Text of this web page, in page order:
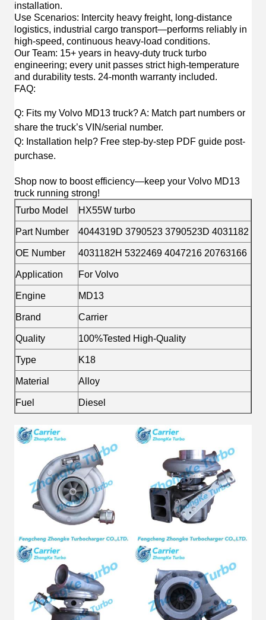
installation.
Use Scenarios: Intercity heavy freight, long-distance
logistics, industrial cargo transport—performs reliably in
high-speed, continuous heavy-load conditions.
Our Team: 15+ years in heavy-duty truck turbo
engineering; every unit passes strict high-temperature
and durability tests. 24-month warranty included.
FAQ:
Q: Fits my Volvo MD13 truck? A: Match part numbers or
share the truck’s VIN/serial number.
Q: Installation help? Free step-by-step PDF guide post-
purchase.
Shop now to boost efficiency—keep your Volvo MD13
truck running strong!
Turbo Model
HX55W turbo
Part Number 4044319D 3790523 3790523D 4031182
OE Number 4031182H 5322469 4047216 20763166
Application For Volvo
Engine MD13
Brand Carrier
Quality 100%Tested High-Quality
Type K18
Material Alloy
Fuel Diesel